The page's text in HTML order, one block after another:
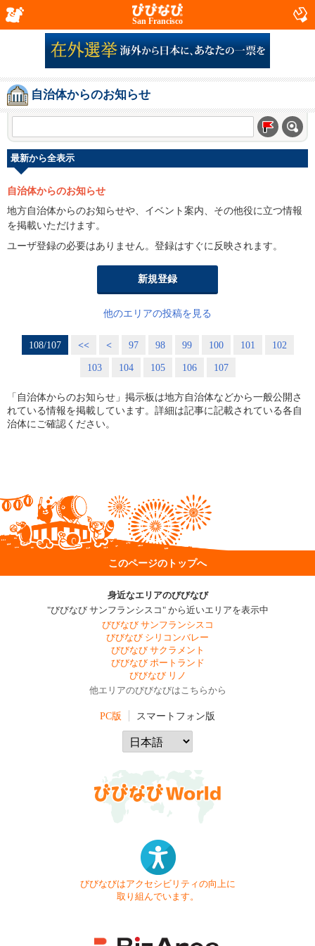
San Francisco
自治体からのお知らせ
最新から全表示
自治体からのお知らせ
地方自治体からのお知らせや、イベント案内、その他役に立つ情報
を掲載いただけます。
ユーザ登録の必要はありません。登録はすぐに反映されます。
新規登録
他のエリアの投稿を見る
108/107 << < 97 98 99 100 101
102
103
104 105 106 107
「自治体からのお知らせ」掲示板は地方自治体などから一般公開さ
れている情報を掲載しています。詳細は記事に記載されている各自
治体にご確認ください。
このページのトップへ
身近なエリアのびびなび
"びびなび サンフランシスコ" から近いエリアを表示中
びびなび サンフランシスコ
びびなび シリコンバレー
びびなび サクラメント
びびなび ポートランド
びびなび リノ
他エリアのびびなびはこちらから
PC版 スマートフォン版
びびなびはアクセシビリティの向上に
取り組んでいます。